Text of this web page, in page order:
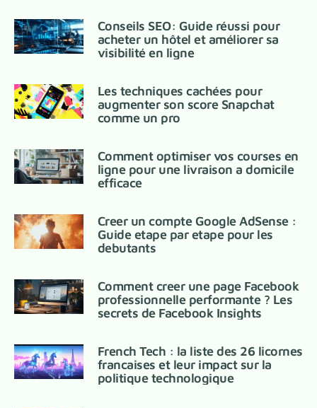
Conseils SEO: Guide réussi pour
acheter un hôtel et améliorer sa
visibilité en ligne
Les techniques cachées pour
augmenter son score Snapchat
comme un pro
Comment optimiser vos courses en
ligne pour une livraison a domicile
efficace
Creer un compte Google AdSense :
Guide etape par etape pour les
debutants
Comment creer une page Facebook
professionnelle performante ? Les
secrets de Facebook Insights
French Tech : la liste des 26 licornes
francaises et leur impact sur la
politique technologique